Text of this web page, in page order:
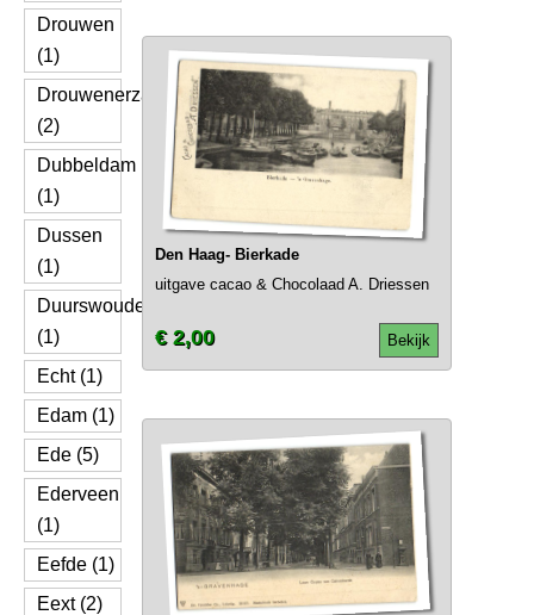
Drouwen
(1)
Drouwenerzand
(2)
Dubbeldam
(1)
Dussen
(1)
Duurswoude
(1)
Echt (1)
Edam (1)
Ede (5)
Ederveen
(1)
Eefde (1)
Eext (2)
Den Haag- Bierkade
uitgave cacao & Chocolaad A. Driessen
Bekijk
€ 2,00